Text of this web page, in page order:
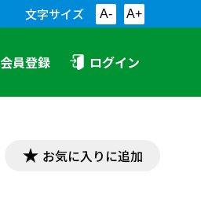
文字サイズ A- A+
会員登録 ログイン
お気に入りに追加